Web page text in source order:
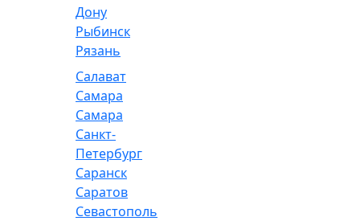
Дону
Рыбинск
Рязань
Салават
Самара
Самара
Санкт-
Петербург
Саранск
Саратов
Севастополь